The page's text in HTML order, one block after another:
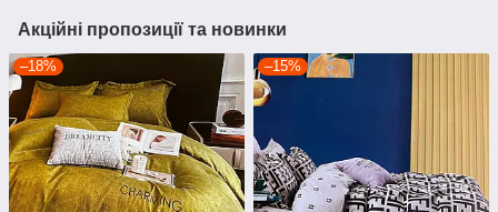
Акційні пропозиції та новинки
–18% –15%